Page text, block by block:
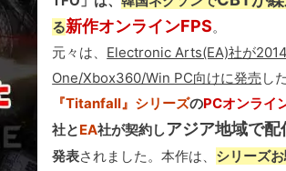
る新作オンラインFPS。
元々は、 Electronic Arts(EA)社が
One/Xbox360/Win PC向けに発売 した
『Titanfall』シリーズのPCオンライ
社とEA社が契約しアジア地域で配
発表されました。本作は、 シリーズ